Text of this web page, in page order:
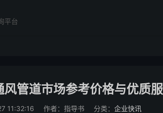
平台
管道市场参考价格与优质
11:32:16 作者：指导书 分类： 企业快讯